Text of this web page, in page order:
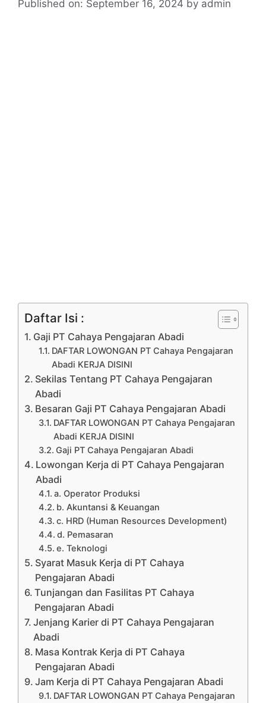
Published on: September 16, 2024 by admin
Daftar Isi :
Gaji PT Cahaya Pengajaran Abadi
DAFTAR LOWONGAN PT Cahaya Pengajaran
Abadi KERJA DISINI
Sekilas Tentang PT Cahaya Pengajaran
Abadi
Besaran Gaji PT Cahaya Pengajaran Abadi
DAFTAR LOWONGAN PT Cahaya Pengajaran
Abadi KERJA DISINI
Gaji PT Cahaya Pengajaran Abadi
Lowongan Kerja di PT Cahaya Pengajaran
Abadi
a. Operator Produksi
b. Akuntansi & Keuangan
c. HRD (Human Resources Development)
d. Pemasaran
e. Teknologi
Syarat Masuk Kerja di PT Cahaya
Pengajaran Abadi
Tunjangan dan Fasilitas PT Cahaya
Pengajaran Abadi
Jenjang Karier di PT Cahaya Pengajaran
Abadi
Masa Kontrak Kerja di PT Cahaya
Pengajaran Abadi
Jam Kerja di PT Cahaya Pengajaran Abadi
DAFTAR LOWONGAN PT Cahaya Pengajaran